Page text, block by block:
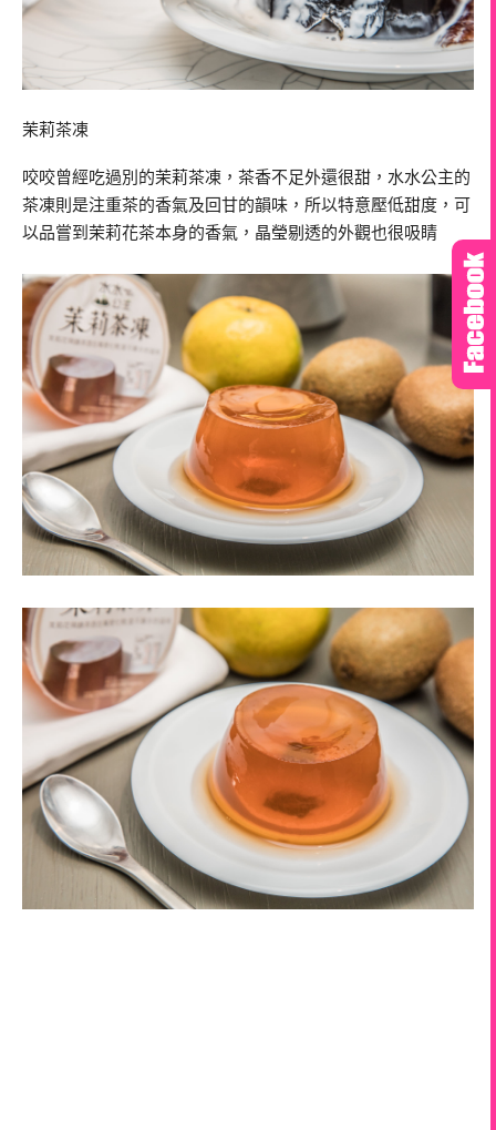
茉莉茶凍
咬咬曾經吃過別的茉莉茶凍，茶香不足外還很甜，水水公主的
茶凍則是注重茶的香氣及回甘的韻味，所以特意壓低甜度，可
以品嘗到茉莉花茶本身的香氣，晶瑩剔透的外觀也很吸睛